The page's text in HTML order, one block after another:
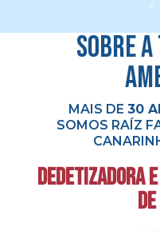
Sobre
MAIS DE30
SOMOS RAÍZ
DEDETIZADORA